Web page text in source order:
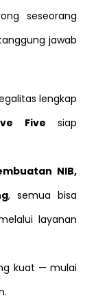
seseorang
jawab
lengkap
Five siap
NIB,
, semua bisa
layanan
kuat — mulai